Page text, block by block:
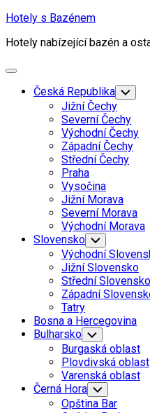
Skip
content
Hotely s Bazénem
Hotely nabízející bazén a
Expand
Česká Republika Toggle
Child
Menu
Jižní Čechy
Severní Čechy
Východní Čechy
Západní Čechy
Střední Čechy
Praha
Vysočina
Jižní Morava
Severní Morava
Východní Morava
Slovensko Toggle
Child
Menu
Východní
Jižní Slovensko
Střední Slovensko
Západní
Tatry
Bosna a Hercegovina
Bulharsko Toggle
Child
Menu
Burgaská oblast
Plovdivská oblast
Varenská oblast
Černá Hora Toggle
Child
Menu
Opština Bar